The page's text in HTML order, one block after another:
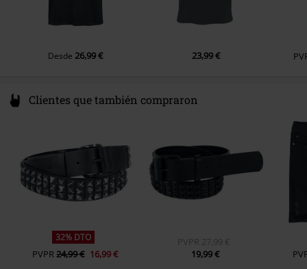
gris oscuro/gris
Desde 26,99 € 23,99 €
Clientes que también compraron
32% DTO
PVPR24,99 € 16,99 €
PVPR 27,99 €
19,99 €